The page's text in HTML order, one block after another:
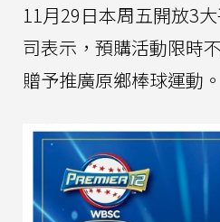
11月29日本周五開放3
司表示，預購活動限時
贈予推廣原鄉棒球運動。